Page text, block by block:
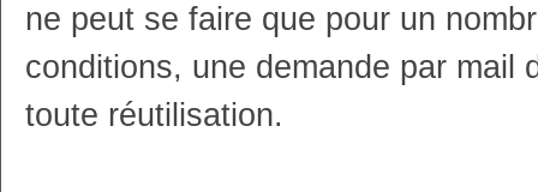
ne peut se faire que pour un
conditions, une demande par mail
toute réutilisation.